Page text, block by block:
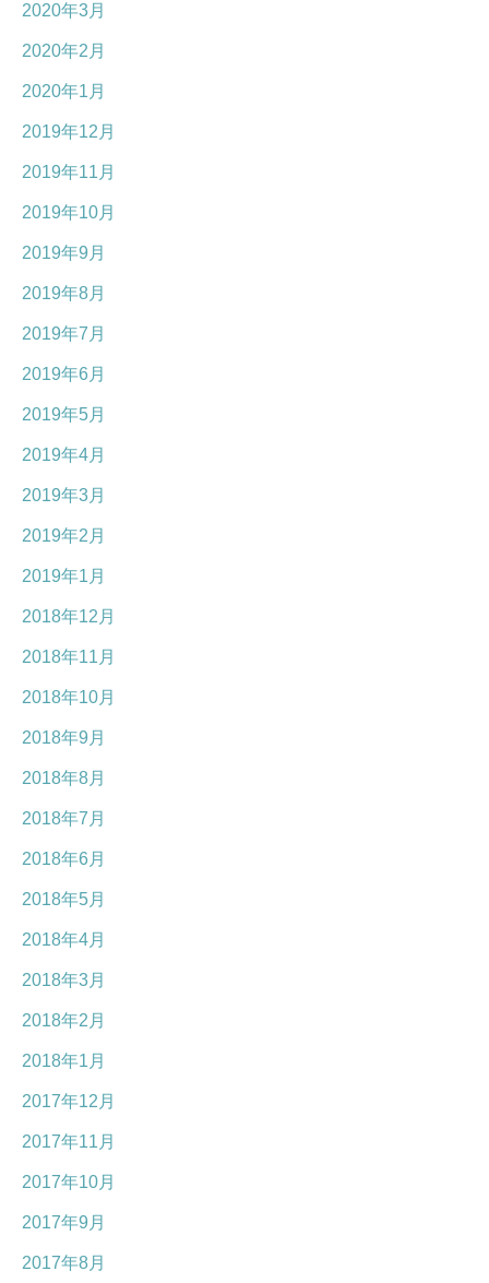
2020年3月
2020年2月
2020年1月
2019年12月
2019年11月
2019年10月
2019年9月
2019年8月
2019年7月
2019年6月
2019年5月
2019年4月
2019年3月
2019年2月
2019年1月
2018年12月
2018年11月
2018年10月
2018年9月
2018年8月
2018年7月
2018年6月
2018年5月
2018年4月
2018年3月
2018年2月
2018年1月
2017年12月
2017年11月
2017年10月
2017年9月
2017年8月